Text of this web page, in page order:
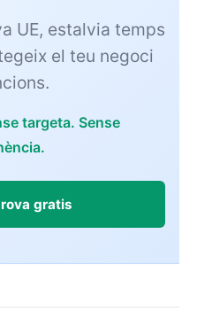
UE, estalvia temps
el teu negoci
targeta. Sense
gratis